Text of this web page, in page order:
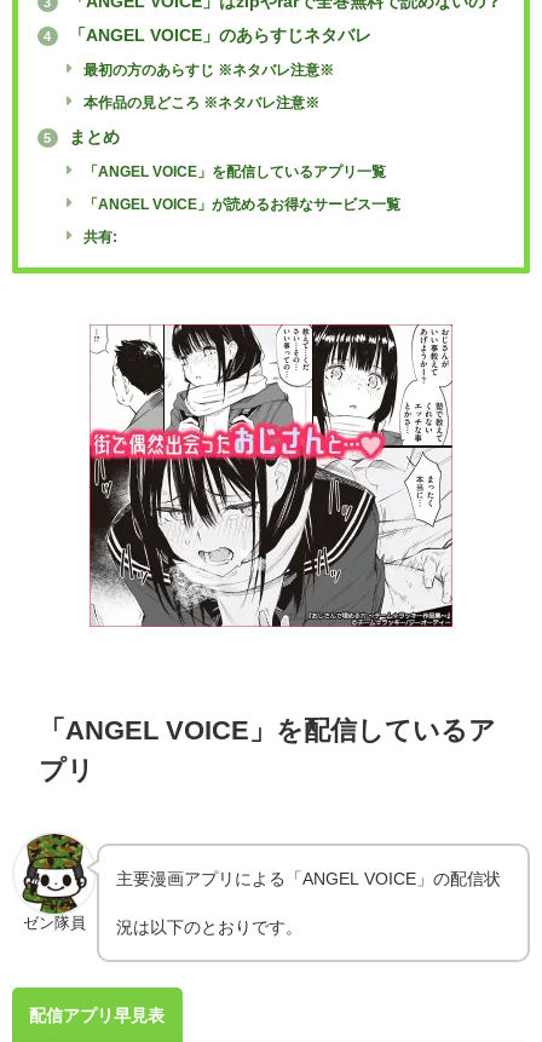
4 「ANGEL VOICE」のあらすじネタバレ
最初の方のあらすじ ※ネタバレ注意※
本作品の見どころ ※ネタバレ注意※
5 まとめ
「ANGEL VOICE」を配信しているアプリ一覧
「ANGEL VOICE」が読めるお得なサービス一覧
共有:
「ANGEL VOICE」を配信しているア
プリ
ゼン隊員
主要漫画アプリによる「ANGEL VOICE」の配信状
況は以下のとおりです。
配信アプリ早見表